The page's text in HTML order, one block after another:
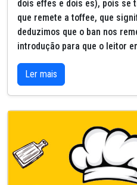
dois effes e dois es), pois se
que remete a toffee, que
deduzimos que o ban nos
introdução para que o leitor
Ler mais